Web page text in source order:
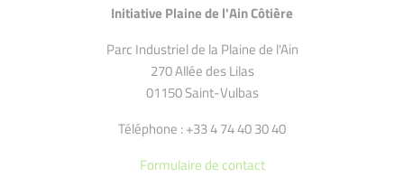
Initiative Plaine de l'Ain Côtière
Parc Industriel de la Plaine de l'Ain
270 Allée des Lilas
01150 Saint-Vulbas
Téléphone : +33 4 74 40 30 40
Formulaire de contact